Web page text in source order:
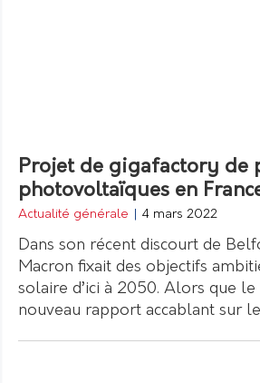
Projet de gigafactory de
photovoltaïques en
Actualité générale 4 mars 2022
Dans son récent discourt de
Macron fixait des objectifs
solaire d’ici à 2050. Alors que
nouveau rapport accablant sur